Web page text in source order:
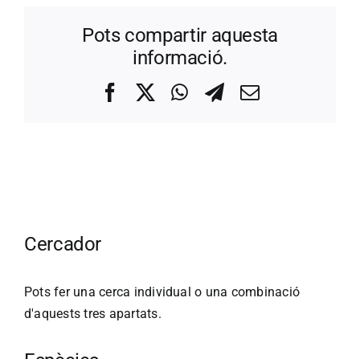
Pots compartir aquesta
informació.
FacebookWhatsApp
Telegram
Correo
Cercador
Pots fer una cerca individual o una combinació
d'aquests tres apartats.